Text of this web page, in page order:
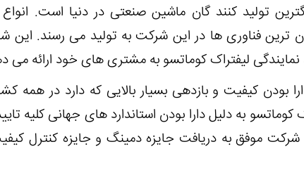
تولید کنند گان ماشین صنعتی در دنیا است.
ترین فناوری ها در این شرکت به تولید می رسند.
لیفتراک کوماتسو به مشتری های خود ارائه می
بودن کیفیت و بازدهی بسیار بالایی که دارد در همه
کوماتسو به دلیل دارا بودن استاندارد های جهانی کلیه
شرکت موفق به دریافت جایزه دمینگ و جایزه کنترل